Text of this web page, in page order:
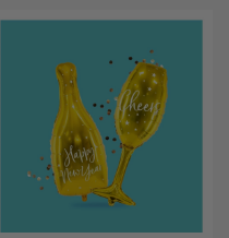
божествено вкусни!